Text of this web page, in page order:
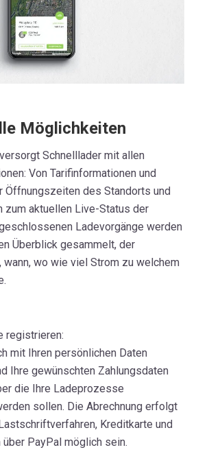
Möglichkeiten
Schnelllader mit allen
Von Tarifinformationen und
Öffnungszeiten des Standorts und
zum aktuellen Live-Status der
Ladevorgänge werden
Überblick gesammelt, der
wo wie viel Strom zu welchem
registrieren:
mit Ihren persönlichen Daten
Ihre gewünschten Zahlungsdaten
die Ihre Ladeprozesse
sollen. Die Abrechnung erfolgt
Kreditkarte und
über PayPal möglich sein.